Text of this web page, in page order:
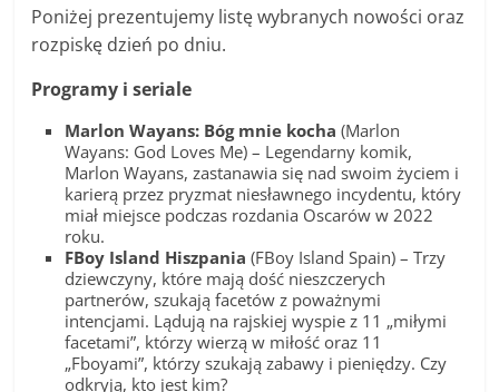
Poniżej prezentujemy listę wybranych nowości oraz
rozpiskę dzień po dniu.
Programy i seriale
Marlon Wayans: Bóg mnie kocha (Marlon
Wayans: God Loves Me) – Legendarny komik,
Marlon Wayans, zastanawia się nad swoim życiem i
karierą przez pryzmat niesławnego incydentu, który
miał miejsce podczas rozdania Oscarów w 2022
roku.
FBoy Island Hiszpania (FBoy Island Spain) – Trzy
dziewczyny, które mają dość nieszczerych
partnerów, szukają facetów z poważnymi
intencjami. Lądują na rajskiej wyspie z 11 „miłymi
facetami”, którzy wierzą w miłość oraz 11
„Fboyami”, którzy szukają zabawy i pieniędzy. Czy
odkryją, kto jest kim?